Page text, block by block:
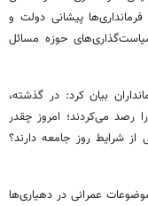
پیشانی دولت و
حوزه مسائل
بیان کرد: در گذشته،
رصد می‌کردند؛ امروز چقدر
شرایط روز جامعه دارند؟
عمرانی در دهیاری‌ها